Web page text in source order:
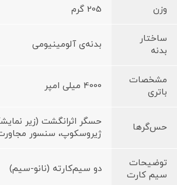
وزن 205 گرم
ساختار
بدنه
بدنه‌ی آلومینیومی
مشخصات
باتری
4000 میلی امپر
حس‌گرها
حسگر اثرانگشت (زیر
ژیروسکوپ، سنسور
توضیحات
سیم کارت
دو سیم‌کارته (نانو-سیم)